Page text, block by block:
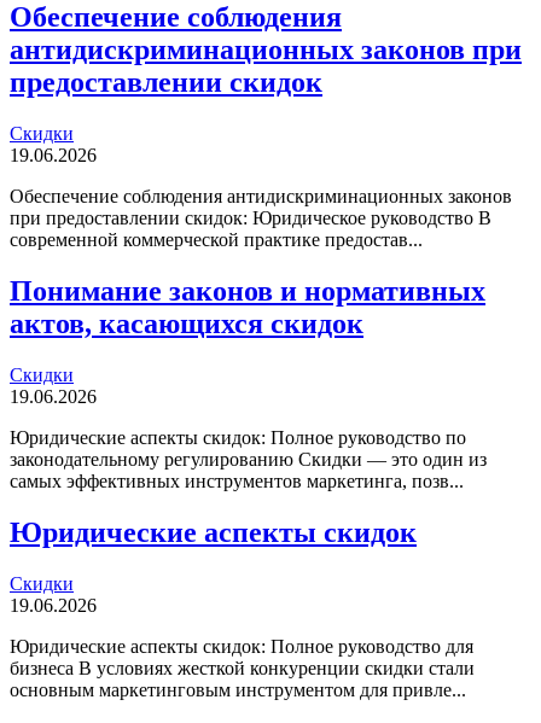
Обеспечение соблюдения
антидискриминационных законов при
предоставлении скидок
Скидки
19.06.2026
Обеспечение соблюдения антидискриминационных законов
при предоставлении скидок: Юридическое руководство В
современной коммерческой практике предостав...
Понимание законов и нормативных
актов, касающихся скидок
Скидки
19.06.2026
Юридические аспекты скидок: Полное руководство по
законодательному регулированию Скидки — это один из
самых эффективных инструментов маркетинга, позв...
Юридические аспекты скидок
Скидки
19.06.2026
Юридические аспекты скидок: Полное руководство для
бизнеса В условиях жесткой конкуренции скидки стали
основным маркетинговым инструментом для привле...